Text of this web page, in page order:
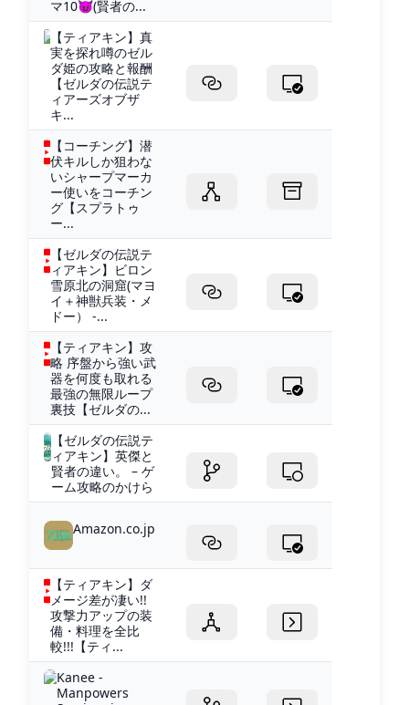
マ10😈(賢者の...
【ティアキン】真
実を探れ噂のゼル
ダ姫の攻略と報酬
【ゼルダの伝説テ
ィアーズオブザ
キ...
【コーチング】潜
伏キルしか狙わな
いシャープマーカ
ー使いをコーチン
グ【スプラトゥ
ー...
【ゼルダの伝説テ
ィアキン】ビロン
雪原北の洞窟(マヨ
イ＋神獣兵装・メ
ドー） -...
【ティアキン】攻
略 序盤から強い武
器を何度も取れる
最強の無限ループ
裏技【ゼルダの...
【ゼルダの伝説テ
ィアキン】英傑と
賢者の違い。 – ゲ
ーム攻略のかけら
Amazon.co.jp
【ティアキン】ダ
メージ差が凄い!!
攻撃力アップの装
備・料理を全比
較!!!【ティ...
Kanee -
Manpowers